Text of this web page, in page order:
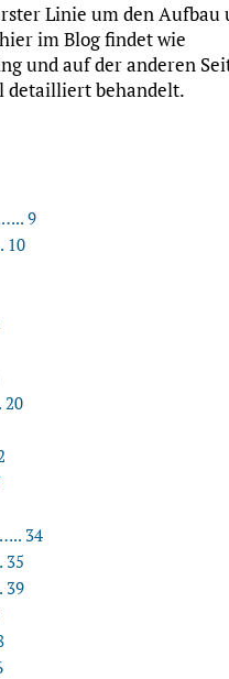
Linie um den
im Blog findet wie
und auf der anderen
detailliert behandelt.
9
10
34